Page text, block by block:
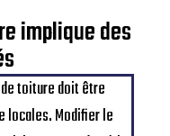
implique des
toiture doit être
locales. Modifier le